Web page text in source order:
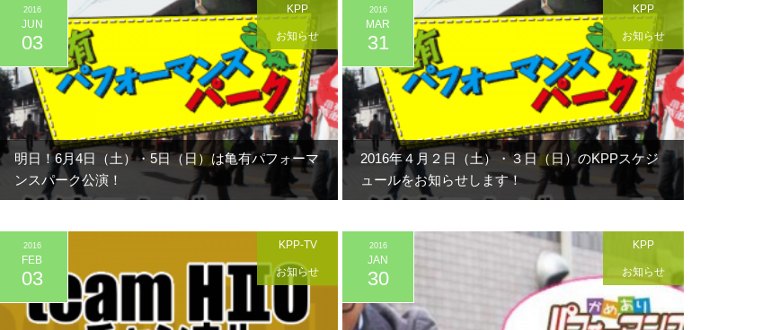
明日！6月4日（土）・5日（日）は亀有パフォーマ
ンスパーク公演！
2016
JUN
03
KPP
お知らせ
2016年４月２日（土）・３日（日）のKPPスケジ
ュールをお知らせします！
2016
MAR
31
KPP
お知らせ
2016
FEB
03
KPP-TV
お知らせ
2016
JAN
30
KPP
お知らせ